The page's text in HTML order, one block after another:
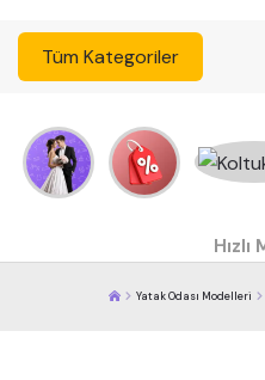
Tüm Kategoriler
Hızlı
Yatak Odası Modelleri